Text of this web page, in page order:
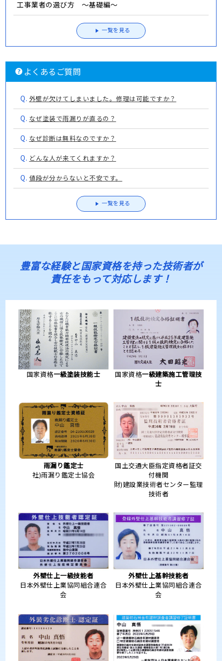
工事業者の選び方 ～基礎編～
一覧を見る
よくあるご質問
Q. 外壁が欠けてしまいました。修理は可能ですか？
Q. なぜ塗装で雨漏りが直るの？
Q. なぜ診断は無料なのですか？
Q. どんな人が来てくれますか？
Q. 値段が分からないと不安です。
一覧を見る
豊富な経験と国家資格を持った技術者が
責任をもって対応します！
国家資格一級塗装技能士 国家資格一級建築施工管理技
士
雨漏り鑑定士
社)雨漏り鑑定士協会
国土交通大臣指定資格者証交
付機関
財)建設業技術者センター監理
技術者
外壁仕上一級技能者
日本外壁仕上業協同組合連合
会
外壁仕上基幹技能者
日本外壁仕上業協同組合連合
会